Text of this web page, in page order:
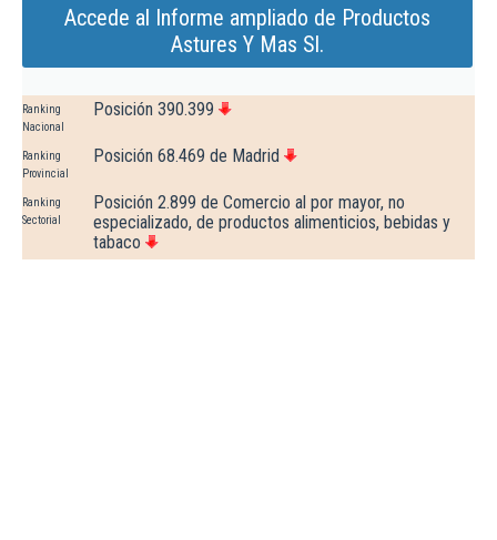
Accede al Informe ampliado de Productos
Astures Y Mas Sl.
Ranking
Nacional
Posición 390.399
Ranking
Provincial
Posición 68.469 de Madrid
Ranking
Sectorial
Posición 2.899 de Comercio al por mayor, no
especializado, de productos alimenticios, bebidas y
tabaco